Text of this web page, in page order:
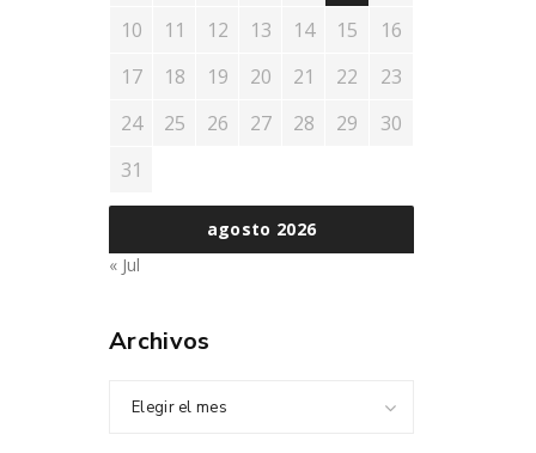
agosto 2026
10
11 12 13 14 15
16
17
18 19 20 21 22
23
24
25 26 27 28 29
30
31
« Jul
Archivos
Elegir el mes